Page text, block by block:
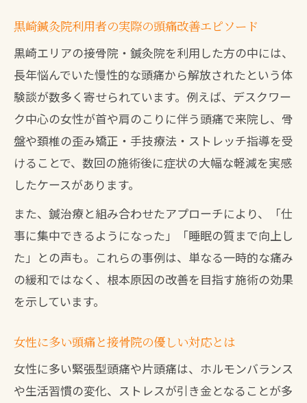
黒崎鍼灸院利用者の実際の頭痛改善エピソード
黒崎エリアの接骨院・鍼灸院を利用した方の中には、
長年悩んでいた慢性的な頭痛から解放されたという体
験談が数多く寄せられています。例えば、デスクワー
ク中心の女性が首や肩のこりに伴う頭痛で来院し、骨
盤や頚椎の歪み矯正・手技療法・ストレッチ指導を受
けることで、数回の施術後に症状の大幅な軽減を実感
したケースがあります。
また、鍼治療と組み合わせたアプローチにより、「仕
事に集中できるようになった」「睡眠の質まで向上し
た」との声も。これらの事例は、単なる一時的な痛み
の緩和ではなく、根本原因の改善を目指す施術の効果
を示しています。
女性に多い頭痛と接骨院の優しい対応とは
女性に多い緊張型頭痛や片頭痛は、ホルモンバランス
や生活習慣の変化、ストレスが引き金となることが多